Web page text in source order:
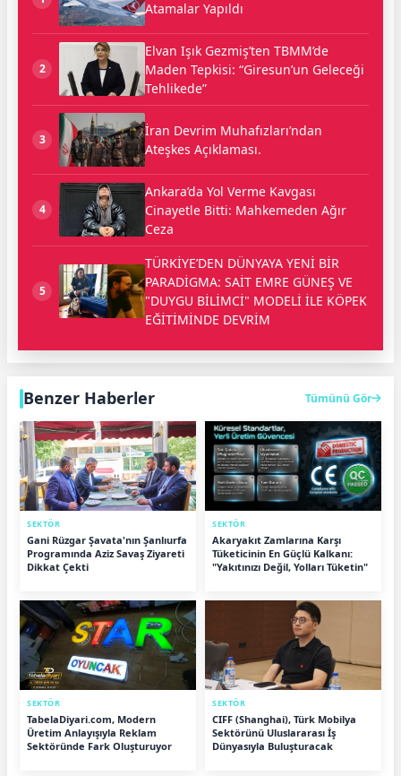
Atamalar Yapıldı
2
Elvan Işık Gezmiş’ten TBMM’de
Maden Tepkisi: “Giresun’un Geleceği
Tehlikede”
3
İran Devrim Muhafızları’ndan
Ateşkes Açıklaması.
4
Ankara’da Yol Verme Kavgası
Cinayetle Bitti: Mahkemeden Ağır
Ceza
5
TÜRKİYE’DEN DÜNYAYA YENİ BİR
PARADİGMA: SAİT EMRE GÜNEŞ VE
"DUYGU BİLİMCİ" MODELİ İLE KÖPEK
EĞİTİMİNDE DEVRİM
Benzer Haberler Tümünü Gör
SEKTÖR
Gani Rüzgar Şavata'nın Şanlıurfa
Programında Aziz Savaş Ziyareti
Dikkat Çekti
SEKTÖR
Akaryakıt Zamlarına Karşı
Tüketicinin En Güçlü Kalkanı:
"Yakıtınızı Değil, Yolları Tüketin"
SEKTÖR
TabelaDiyari.com, Modern
Üretim Anlayışıyla Reklam
Sektöründe Fark Oluşturuyor
SEKTÖR
CIFF (Shanghai), Türk Mobilya
Sektörünü Uluslararası İş
Dünyasıyla Buluşturacak